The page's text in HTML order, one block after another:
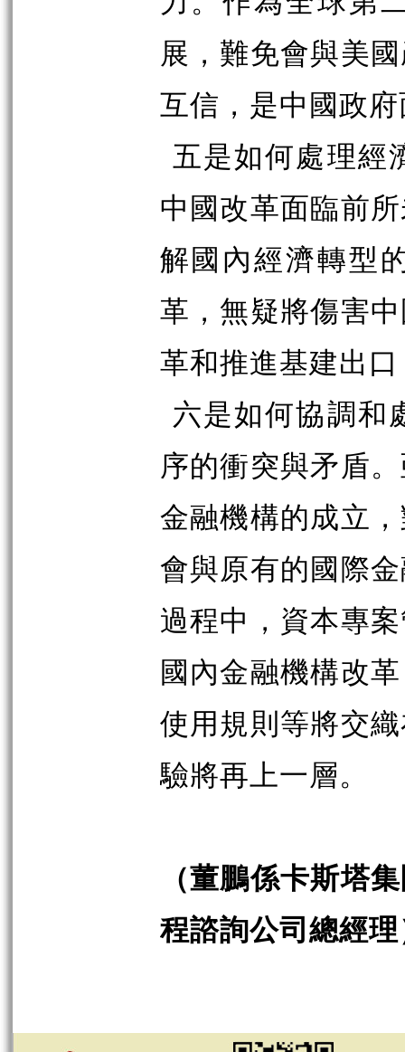
展，難免會與美
互信，是中國政
五是如何處理經
中國改革面臨前
解國內經濟轉型
革，無疑將傷害
革和推進基建出
六是如何協調和
序的衝突與矛盾
金融機構的成立
會與原有的國際
過程中，資本專
國內金融機構改
使用規則等將交
驗將再上一層。
（董鵬係卡斯塔
程諮詢公司總經